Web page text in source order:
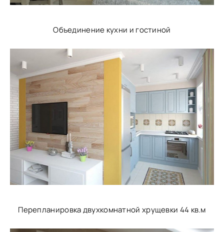
Объединение кухни и гостиной
Перепланировка двухкомнатной хрущевки 44 кв.м